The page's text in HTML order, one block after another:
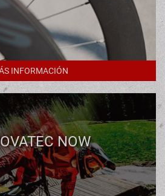
INFORMACIÓN
NOW